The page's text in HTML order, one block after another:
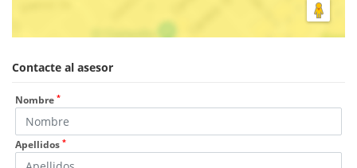
Contacte al asesor
Nombre *
Apellidos *